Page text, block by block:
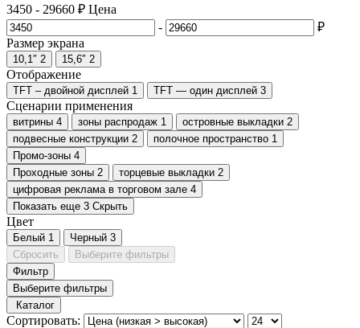
3450 - 29660 ₽ Цена
-
₽
Размер экрана
10,1″ 2 15,6″ 2
Отображение
TFT – двойной дисплей 1 TFT — один дисплей 3
Сценарии применения
витрины 4 зоны распродаж 1 островные выкладки 2
подвесные конструкции 2 полочное пространство 1
Промо-зоны 4
Проходные зоны 2 торцевые выкладки 2
цифровая реклама в торговом зале 4
Показать еще 3 Скрыть
Цвет
Белый 1 Черный 3
Сбросить
Выберите фильтры
Фильтр
Выберите фильтры
Каталог
Сортировать: